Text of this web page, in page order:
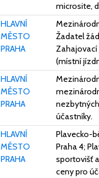
microsite,
HLAVNÍ
MĚSTO
PRAHA
Žadatel
Zahajovací
(místní
HLAVNÍ
MĚSTO
PRAHA
účastníky.
HLAVNÍ
MĚSTO
PRAHA
Plavecko-
Praha 4;
sportovišť
ceny pro